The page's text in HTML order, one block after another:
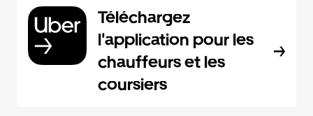
Téléchargez
l'application pour les
chauffeurs et les
coursiers